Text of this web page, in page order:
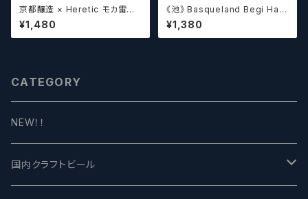
京都醸造 × Heretic モカ雷神 /
Kyoto × Heretic MOCHA T
HUNDER【クラフトビールシザ
ーズ】
¥1,480
《池》 Basqueland Begi Hau
ndi ベヒ アウンディ
¥1,380
CATEGORY
NEW！！
国内クラフトビール